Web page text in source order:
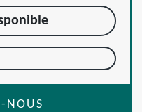
NOUS